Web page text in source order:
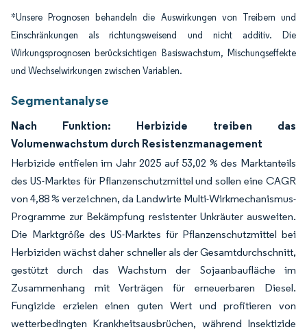
*Unsere Prognosen behandeln die Auswirkungen von Treibern und
Einschränkungen als richtungsweisend und nicht additiv. Die
Wirkungsprognosen berücksichtigen Basiswachstum, Mischungseffekte
und Wechselwirkungen zwischen Variablen.
Segmentanalyse
Nach Funktion: Herbizide treiben das
Volumenwachstum durch Resistenzmanagement
Herbizide entfielen im Jahr 2025 auf 53,02 % des Marktanteils
des US-Marktes für Pflanzenschutzmittel und sollen eine CAGR
von 4,88 % verzeichnen, da Landwirte Multi-Wirkmechanismus-
Programme zur Bekämpfung resistenter Unkräuter ausweiten.
Die Marktgröße des US-Marktes für Pflanzenschutzmittel bei
Herbiziden wächst daher schneller als der Gesamtdurchschnitt,
gestützt durch das Wachstum der Sojaanbaufläche im
Zusammenhang mit Verträgen für erneuerbaren Diesel.
Fungizide erzielen einen guten Wert und profitieren von
wetterbedingten Krankheitsausbrüchen, während Insektizide